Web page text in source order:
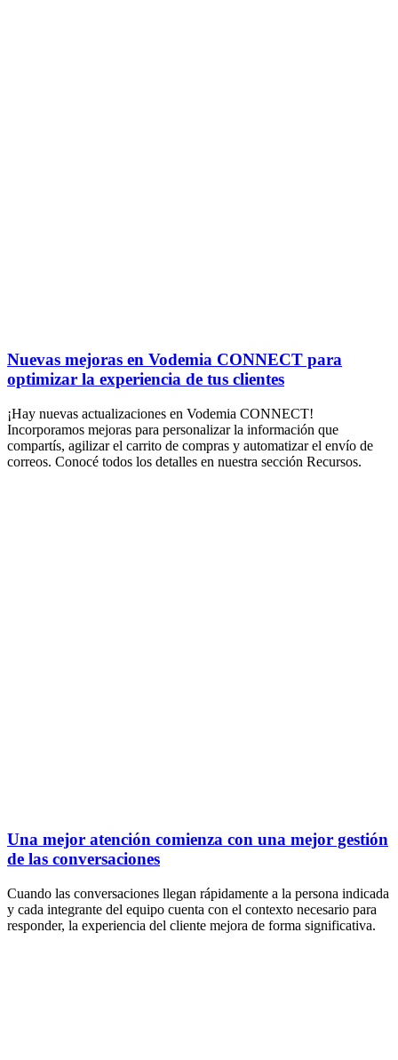
Nuevas mejoras en Vodemia CONNECT para
optimizar la experiencia de tus clientes
¡Hay nuevas actualizaciones en Vodemia CONNECT!
Incorporamos mejoras para personalizar la información que
compartís, agilizar el carrito de compras y automatizar el envío de
correos. Conocé todos los detalles en nuestra sección Recursos.
Una mejor atención comienza con una mejor gestión
de las conversaciones
Cuando las conversaciones llegan rápidamente a la persona indicada
y cada integrante del equipo cuenta con el contexto necesario para
responder, la experiencia del cliente mejora de forma significativa.